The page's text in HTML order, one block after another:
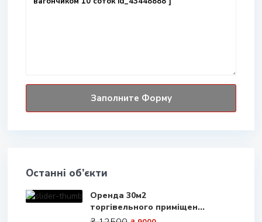
Останні об’єкти
Оренда 30м2
торгівельного приміщен...